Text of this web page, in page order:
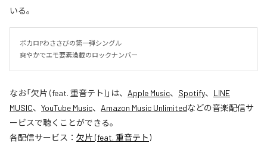
いる。
ボカロPわささびの第一弾シングル
爽やかでエモ要素満載のロックナンバー
なお「欠片 (feat. 重音テト)」は、 Apple Music、 Spotify、 LINE
MUSIC、 YouTube Music、 Amazon Music Unlimitedなどの音楽配信サ
ービスで聴くことができる。
各配信サービス： 欠片 (feat. 重音テト)